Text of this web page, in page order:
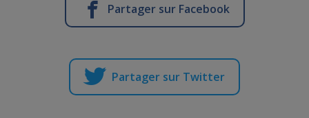
Partager sur Facebook
Partager sur Twitter